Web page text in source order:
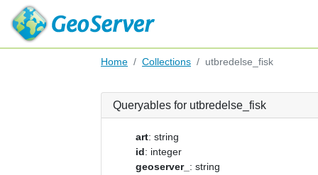
Home Collections utbredelse_fisk
Queryables for utbredelse_fisk
art: string
id: integer
geoserver_ : string